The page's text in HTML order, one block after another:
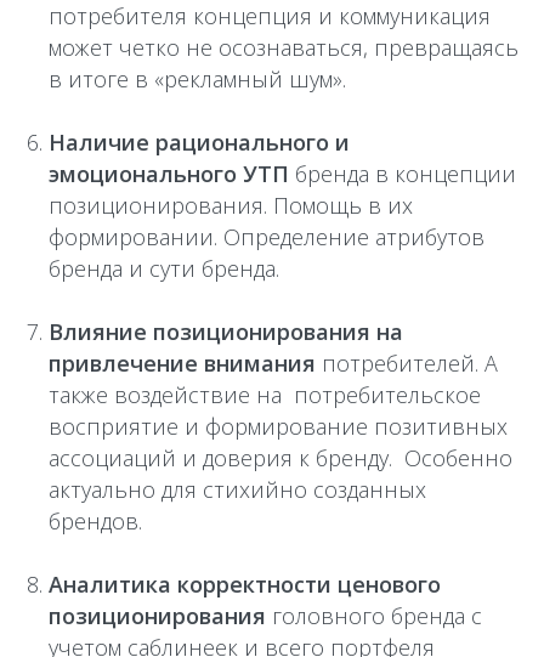
потребителя концепция и коммуникация
может четко не осознаваться, превращаясь
в итоге в «рекламный шум».
Наличие рационального и
эмоционального УТП бренда в концепции
позиционирования. Помощь в их
формировании. Определение атрибутов
бренда и сути бренда.
Влияние позиционирования на
привлечение внимания потребителей. А
также воздействие на потребительское
восприятие и формирование позитивных
ассоциаций и доверия к бренду. Особенно
актуально для стихийно созданных
брендов.
Аналитика корректности ценового
позиционирования головного бренда с
учетом саблинеек и всего портфеля